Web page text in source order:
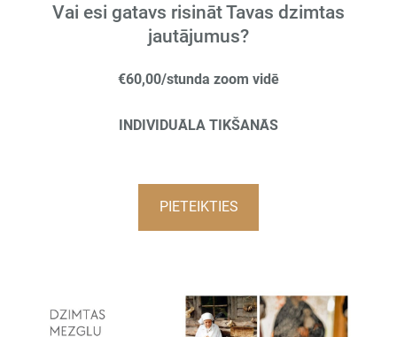
Vai esi gatavs risināt Tavas dzimtas
jautājumus?
€60,00/stunda zoom vidē
INDIVIDUĀLA TIKŠANĀS
PIETEIKTIES